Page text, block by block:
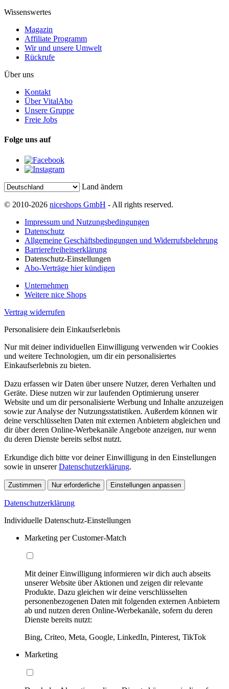
Wissenswertes
Magazin
Affiliate Programm
Wir und unsere Umwelt
Rückrufe
Über uns
Kontakt
Über VitalAbo
Unsere Gruppe
Freie Jobs
Folge uns auf
Land ändern
© 2010-2026 niceshops GmbH - All rights reserved.
Impressum und Nutzungsbedingungen
Datenschutz
Allgemeine Geschäftsbedingungen und Widerrufsbelehrung
Barrierefreiheitserklärung
Datenschutz-Einstellungen
Abo-Verträge hier kündigen
Unternehmen
Weitere nice Shops
Vertrag widerrufen
Personalisiere dein Einkaufserlebnis
Nur mit deiner individuellen Einwilligung verwenden wir Cookies
und weitere Technologien, um dir ein personalisiertes
Einkaufserlebnis zu bieten.
Dazu erfassen wir Daten über unsere Nutzer, deren Verhalten und
Geräte. Diese nutzen wir zur laufenden Optimierung unserer
Website und um dir personalisierte Werbung und Inhalte anzuzeigen
sowie zur Analyse der Nutzungsstatistiken. Außerdem können wir
deine verschlüsselten Daten mit externen Anbietern abgleichen und
dir über deren Online-Werbekanäle Angebote anzeigen, nur wenn
du deren Dienste bereits selbst nutzt.
Erkundige dich bitte vor deiner Einwilligung in den Einstellungen
sowie in unsererDatenschutzerklärung.
Zustimmen Nur erforderliche Einstellungen anpassen
Datenschutzerklärung
Individuelle Datenschutz-Einstellungen
Marketing per Customer-Match
Mit deiner Einwilligung informieren wir dich auch abseits
unserer Website über Aktionen und zeigen dir relevante
Produkte. Dazu gleichen wir deine verschlüsselten
personenbezogenen Daten mit folgenden externen Anbietern
ab und nutzen deren Online-Werbekanäle, sofern du deren
Dienste bereits nutzt:
Bing, Criteo, Meta, Google, LinkedIn, Pinterest, TikTok
Marketing